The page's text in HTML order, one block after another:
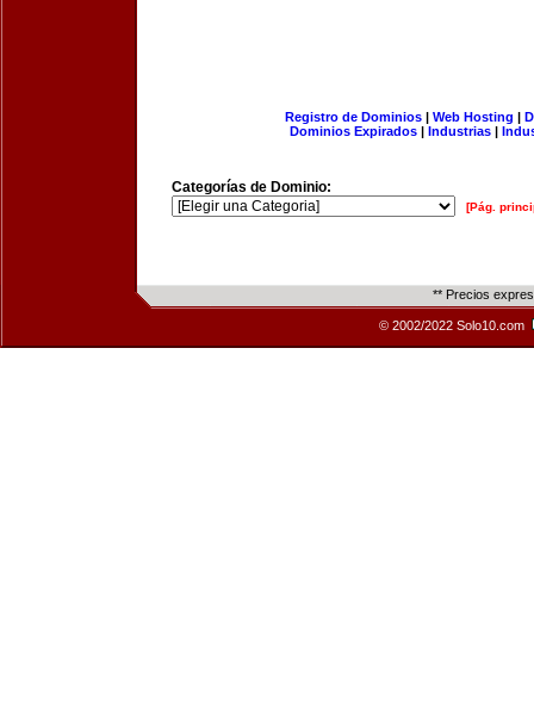
Registro de Dominios| Web Hosting |
Dominios Expirados | Industrias |
Categorías de Dominio:
[Pág.
** Precios
© 2002/2022 Solo10.com